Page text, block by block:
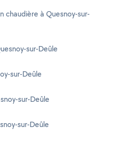
chaudière à Quesnoy-sur-
sur-Deûle
sur-Deûle
sur-Deûle
sur-Deûle